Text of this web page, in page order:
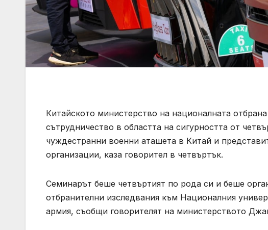
Китайското министерство на националната
сътрудничество в областта на сигурността от
чуждестранни военни аташета в Китай и
организации, каза говорител в четвъртък.
Семинарът беше четвъртият по рода си и беше
отбранителни изследвания към Националния
армия, съобщи говорителят на министерството